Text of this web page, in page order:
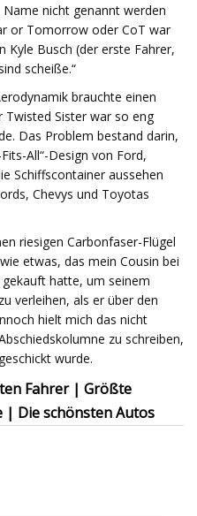
nicht genannt werden
or Tomorrow oder CoT war
Kyle Busch (der erste Fahrer,
scheiße.“
brauchte einen
Twisted Sister war so eng
Das Problem bestand darin,
All“-Design von Ford,
Schiffscontainer aussehen
Chevys und Toyotas
riesigen Carbonfaser-Flügel
etwas, das mein Cousin bei
hatte, um seinem
verleihen, als er über den
hielt mich das nicht
zu schreiben,
wurde.
Fahrer | Größte
| Die schönsten Autos